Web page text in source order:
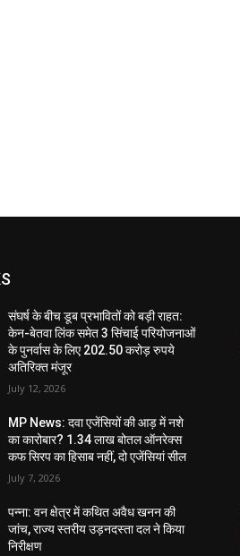
संघर्ष के बीच डूब प्रभावितों को बड़ी राहत:
केन-बेतवा लिंक समेत 3 सिंचाई परियोजनाओं
के पुनर्वास के लिए 202.50 करोड़ रुपये
अतिरिक्त मंजूर
July 12, 2026
MP News: दवा एजेंसियों की आड़ में नशे
का कारोबार? 1.34 लाख बोतल ऑनरेक्स
कफ सिरप का हिसाब नहीं, दो एजेंसियां सील
July 7, 2026
पन्ना: वन क्षेत्र में कथित अवैध खनन की
जांच, राज्य स्तरीय उड़नदस्ता दल ने किया
निरीक्षण